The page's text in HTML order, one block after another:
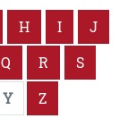
H I
J
Q R
S
Y Z